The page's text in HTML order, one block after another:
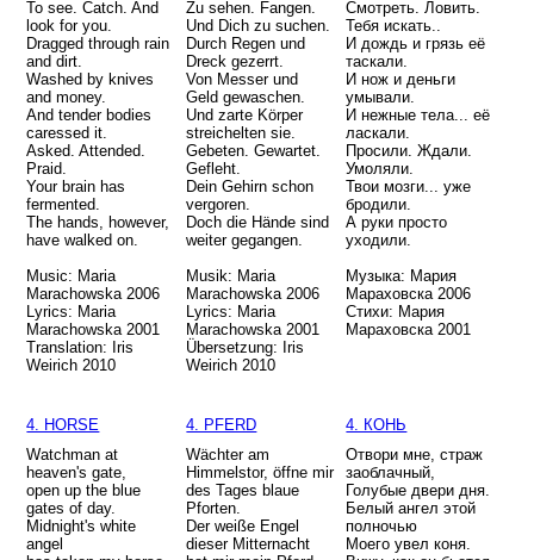
To see. Catch. And
look for you.
Dragged through rain
and dirt.
Washed by knives
and money.
And tender bodies
caressed it.
Asked. Attended.
Praid.
Your brain has
fermented.
The hands, however,
have walked on.
Music: Maria
Marachowska 2006
Lyrics: Maria
Marachowska 2001
Translation: Iris
Weirich 2010
Zu sehen. Fangen.
Und Dich zu suchen.
Durch Regen und
Dreck gezerrt.
Von Messer und
Geld gewaschen.
Und zarte Körper
streichelten sie.
Gebeten. Gewartet.
Gefleht.
Dein Gehirn schon
vergoren.
Doch die Hände sind
weiter gegangen.
Musik: Maria
Marachowska 2006
Lyrics: Maria
Marachowska 2001
Übersetzung: Iris
Weirich 2010
Смотреть. Ловить.
Тебя искать..
И дождь и грязь её
тaскали.
И нож и деньги
умывали.
И нежные тела... её
ласкали.
Просили. Ждали.
Умоляли.
Твои мозги... уже
бродили.
А руки просто
уходили.
Музыка: Мария
Мараховска 2006
Стихи: Мария
Мараховска 2001
4. HORSE 4. PFERD
4. КОНЬ
Watchman at
heaven's gate,
open up the blue
gates of day.
Midnight's white
angel
Wächter am
Himmelstor, öffne mir
des Tages blaue
Pforten.
Der weiße Engel
dieser Mitternacht
Отвори мне, страж
заоблачный,
Голубые двери дня.
Белый ангел этой
полночью
Моего увел коня.